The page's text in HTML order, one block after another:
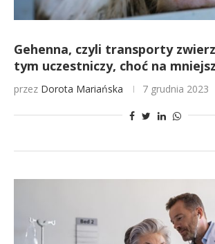
Gehenna, czyli transporty
tym uczestniczy, choć na
przez Dorota Mariańska 7 grudnia 2023